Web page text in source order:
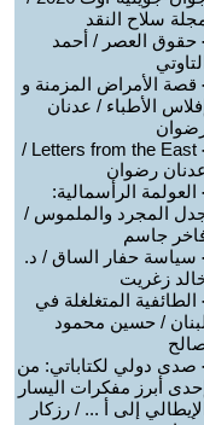
سلاح النقد
حقوق العصر / أحمد
قصة الأمراض المزمنة و
الأطباء / عدنان
Letters from the East /
رضوان
العولمة الرأسمالية:
المجرد والملموس /
جاسم
سياسة حفار الساق / د.
زغريت
الطائفية المتغلغلة في
/ حسين محمود
صدى دولي لكتاباتي: من
أبرز مفكرات اليسار
إلى أ ... / رزكار